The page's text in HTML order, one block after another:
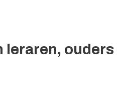
leraren, ouders